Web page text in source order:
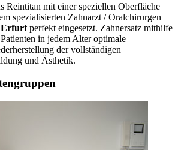
Reintitan mit einer speziellen Oberfläche
spezialisierten Zahnarzt / Oralchirurgen
Erfurt perfekt eingesetzt. Zahnersatz mithilfe
in jedem Alter optimale
der vollständigen
und Ästhetik.